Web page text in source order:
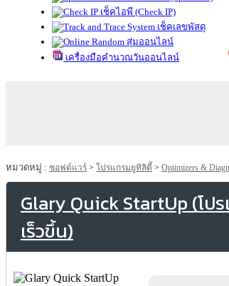
เช็คไอพี (Check IP)
เช็คเลขพัสดุ
สุ่มออนไลน์
เครื่องมือคำนวณวันออนไลน์
หมวดหมู่ : ซอฟต์แวร์ > โปรแกรมยูทิลิตี้ > Optimizers &
Glary Quick StartUp (โป
เร็วขึ้น)